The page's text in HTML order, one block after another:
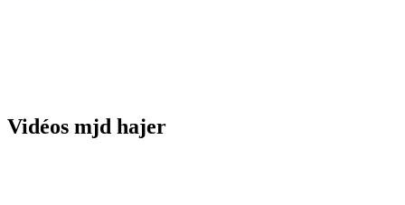
Vidéos mjd hajer